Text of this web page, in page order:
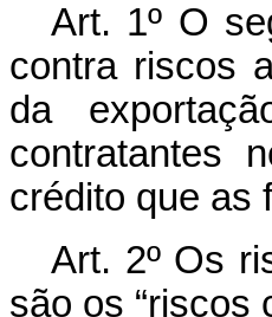
Art. 1º O
contra riscos
da
contratantes
crédito que as
Art. 2º Os
são os “riscos